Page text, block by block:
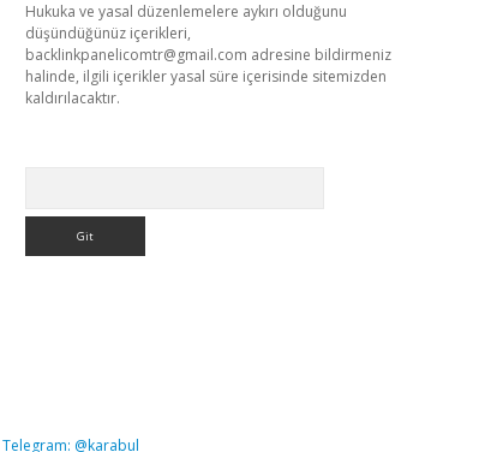
Hukuka ve yasal düzenlemelere aykırı olduğunu
düşündüğünüz içerikleri,
backlinkpanelicomtr@gmail.com adresine bildirmeniz
halinde, ilgili içerikler yasal süre içerisinde sitemizden
kaldırılacaktır.
Telegram: @karabul